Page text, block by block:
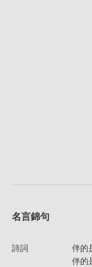
名言錦句
詩詞
伴的
伴的